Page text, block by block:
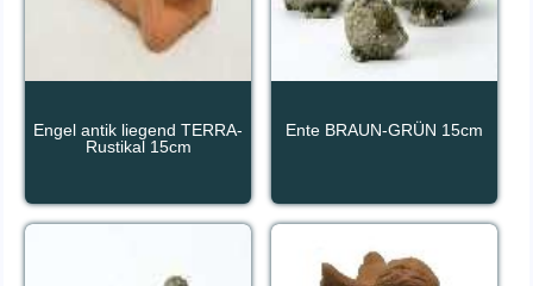
Engel antik liegend TERRA-
Rustikal 15cm
Ente BRAUN-GRÜN 15cm